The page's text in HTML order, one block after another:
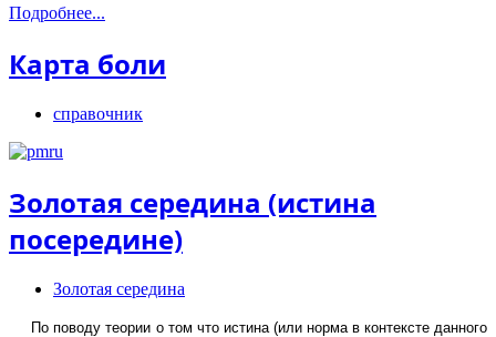
Подробнее...
Карта боли
справочник
Золотая середина (истина
посередине)
Золотая середина
По поводу теории о том что истина (или норма в контексте данного